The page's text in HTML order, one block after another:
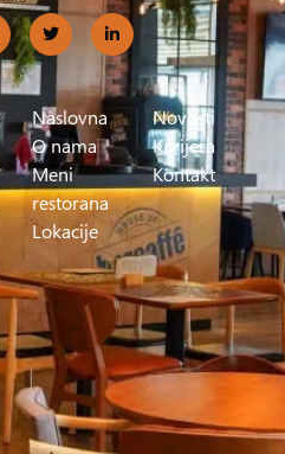
Naslovna
O nama
Meni
restorana
Lokacije
Novosti
Karijera
Kontakt